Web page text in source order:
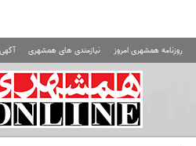
روزنامه همشهری امروز نیازمندی های همشهری